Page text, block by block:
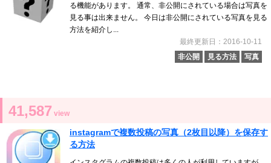
る機能があります。 通常、非公開にされている場合は写真を
見る事は出来ません。 今日は非公開にされている写真を見る
方法を紹介し...
最終更新日：2016-10-11
非公開
見る方法 写真
41,587 view
instagramで複数投稿の写真（2枚目以降）を保存す
る方法